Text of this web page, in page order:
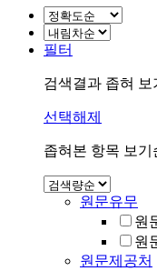
필터
검색결과 좁혀 보
선택해제
좁혀본 항목 보기
원문유무
원
원
원문제공처